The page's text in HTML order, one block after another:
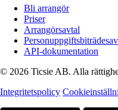
Bli arrangör
Priser
Arrangörsavtal
API-dokumentation
© 2026 Ticsie AB. Alla
Integritetspolicy